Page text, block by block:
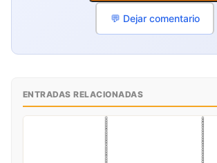
💬 Dejar comentario
ENTRADAS RELACIONADAS